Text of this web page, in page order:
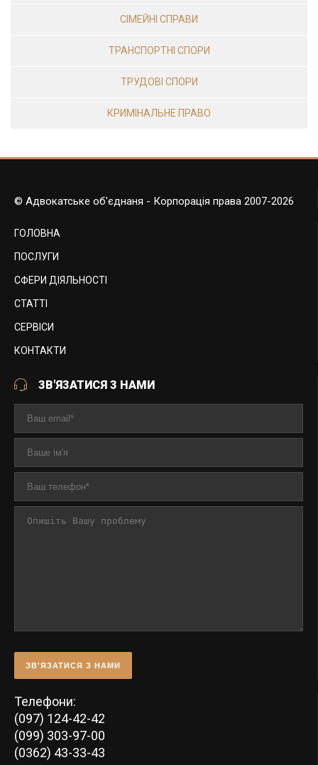
СІМЕЙНІ СПРАВИ
ТРАНСПОРТНІ СПОРИ
ТРУДОВІ СПОРИ
КРИМІНАЛЬНЕ ПРАВО
© Адвокатське об'єднаня - Корпорація права 2007-2026
ГОЛОВНА
ПОСЛУГИ
СФЕРИ ДІЯЛЬНОСТІ
СТАТТІ
СЕРВІСИ
КОНТАКТИ
ЗВ'ЯЗАТИСЯ З НАМИ
ЗВ'ЯЗАТИСЯ З НАМИ
Телефони:
(097) 124-42-42
(099) 303-97-00
(0362) 43-33-43